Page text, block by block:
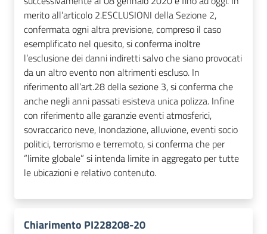
merito all’articolo 2.ESCLUSIONI della Sezione 2,
confermata ogni altra previsione, compreso il caso
esemplificato nel quesito, si conferma inoltre
l’esclusione dei danni indiretti salvo che siano provocati
da un altro evento non altrimenti escluso. In
riferimento all’art.28 della sezione 3, si conferma che
anche negli anni passati esisteva unica polizza. Infine
con riferimento alle garanzie eventi atmosferici,
sovraccarico neve, Inondazione, alluvione, eventi socio
politici, terrorismo e terremoto, si conferma che per
“limite globale” si intenda limite in aggregato per tutte
le ubicazioni e relativo contenuto.
Chiarimento PI228208-20